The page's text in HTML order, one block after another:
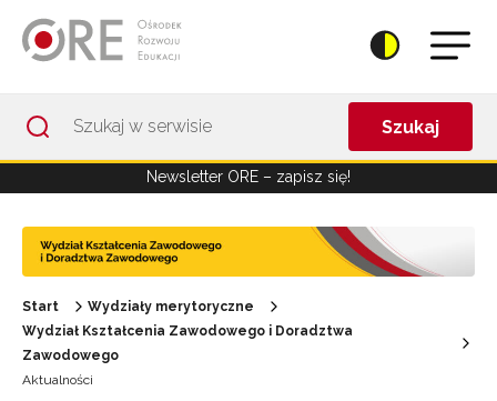
Szukaj
Newsletter ORE – zapisz się!
Start
Wydziały merytoryczne
Wydział Kształcenia Zawodowego i Doradztwa
Zawodowego
Aktualności